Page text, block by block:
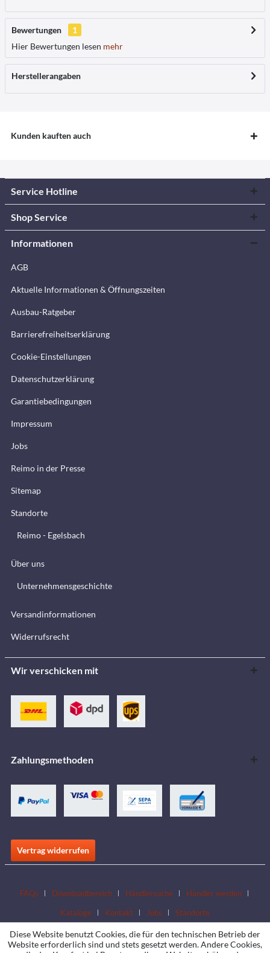
Bewertungen
1
Hier Bewertungen lesen mehr
Herstellerangaben
Kunden kauften auch
Service Hotline
Shop Service
Informationen
AGB
Aktuelle Informationen & Öffnungszeiten
Ausbau-Ratgeber
Barrierefreiheitserklärung
Cookie-Einstellungen
Datenschutzerklärung
Garantiebedingungen
Impressum
Jobs
Reimo in der Presse
Sitemap
Standorte
Reimo - Egelsbach
Über uns
Unternehmensgeschichte
Versandinformationen
Widerrufsrecht
Wir verschicken mit
Zahlungsmethoden
Vertrag widerrufen
FAQs Downloadbereich Händlersuche
Händler werden
Kataloge
Kontakt Jobs Standorte
Diese Website benutzt Cookies, die für den technischen Betrieb der
Website erforderlich sind und stets gesetzt werden. Andere Cookies,